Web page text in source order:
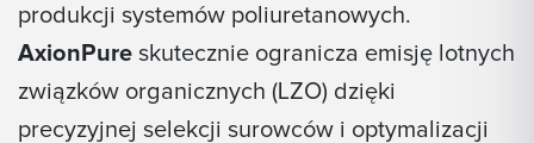
produkcji systemów poliuretanowych.
AxionPure skutecznie ogranicza emisję lotnych
związków organicznych (LZO) dzięki
precyzyjnej selekcji surowców i optymalizacji